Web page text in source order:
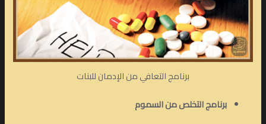
برنامج التعافي من الإدمان للبنات
برنامج التخلص من السموم